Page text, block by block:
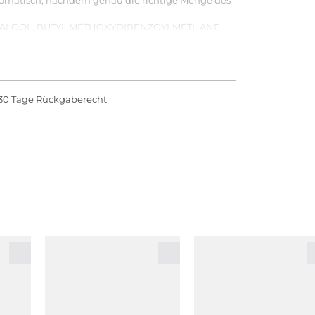
BUTYL METHOXYDIBENZOYLMETHANE,
Tage Rückgaberecht